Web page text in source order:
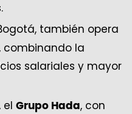
también opera
la
salariales y mayor
el Grupo Hada, con